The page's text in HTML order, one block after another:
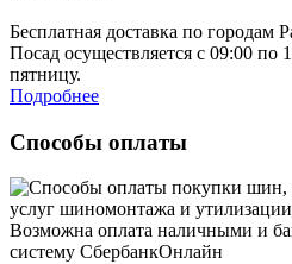
Бесплатная доставка по городам
Посад осуществляется с 09:00 по
пятницу.
Подробнее
Способы оплаты
Возможна оплата наличными и
систему СбербанкОнлайн